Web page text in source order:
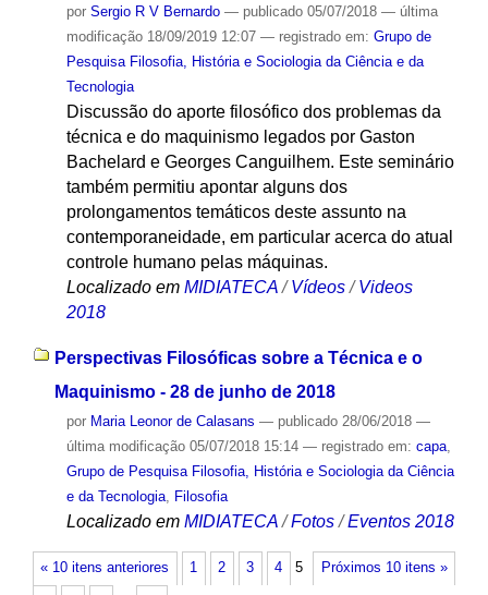
por Sergio R V Bernardo — publicado05/07/2018 — última
modificação18/09/2019 12:07 — registrado em: Grupo de
Pesquisa Filosofia, História e Sociologia da Ciência e da
Tecnologia
Discussão do aporte filosófico dos problemas da
técnica e do maquinismo legados por Gaston
Bachelard e Georges Canguilhem. Este seminário
também permitiu apontar alguns dos
prolongamentos temáticos deste assunto na
contemporaneidade, em particular acerca do atual
controle humano pelas máquinas.
Localizado em MIDIATECA /Vídeos /Videos
2018
Perspectivas Filosóficas sobre a Técnica e o
Maquinismo - 28 de junho de 2018
por Maria Leonor de Calasans — publicado28/06/2018 —
última modificação05/07/2018 15:14 — registrado em: capa,
Grupo de Pesquisa Filosofia, História e Sociologia da Ciência
e da Tecnologia, Filosofia
Localizado em MIDIATECA /Fotos /Eventos 2018
« 10 itens anteriores Próximos 10 itens »
1 2 3 4 5